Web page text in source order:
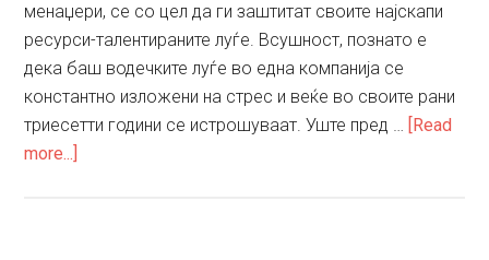
менаџери, сe со цел да ги заштитат своите најскапи
ресурси-талентираните луѓе. Всушност, познато е
дека баш водечките луѓе во една компанија се
константно изложени на стрес и веќе во своите рани
триесетти години се истрошуваат. Уште пред … [Read
more...]